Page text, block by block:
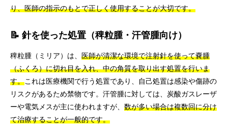
り、医師の指示のもとで正しく使用することが大切です。
📝 針を使った処置（稗粒腫・汗管腫向け）
稗粒腫（ミリア）は、 医師が清潔な環境で注射針を使って嚢腫
（ふくろ）に切れ目を入れ、中の角質を取り出す処置を行いま
す。これは医療機関で行う処置であり、自己処置は感染や傷跡の
リスクがあるため禁物です。汗管腫に対しては、炭酸ガスレーザ
ーや電気メスが主に使われますが、 数が多い場合は複数回に分け
て治療することが一般的です。